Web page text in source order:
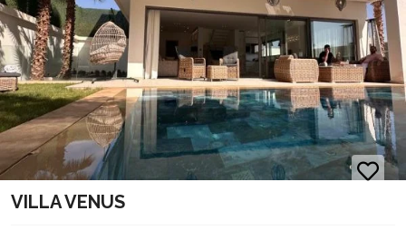
VILLA VENUS